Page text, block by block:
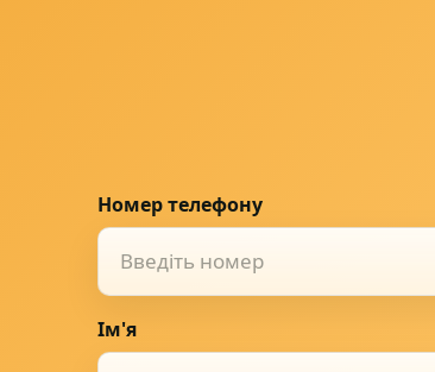
Номер телефону
Ім'я